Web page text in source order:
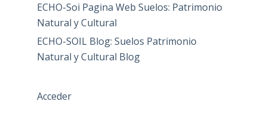
ECHO-Soi Pagina Web Suelos: Patrimonio
Natural y Cultural
ECHO-SOIL Blog: Suelos Patrimonio
Natural y Cultural Blog
Acceder